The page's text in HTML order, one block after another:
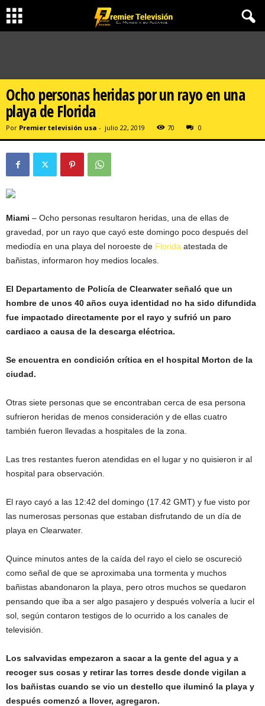
Ocho personas heridas por un rayo en una
playa de Florida
Por Premier televisión usa - julio 22, 2019 70 0
Miami – Ocho personas resultaron heridas, una de ellas de
gravedad, por un rayo que cayó este domingo poco después del
mediodía en una playa del noroeste de Florida atestada de
bañistas, informaron hoy medios locales.
El Departamento de Policía de Clearwater señaló que un
hombre de unos 40 años cuya identidad no ha sido difundida
fue impactado directamente por el rayo y sufrió un paro
cardiaco a causa de la descarga eléctrica.
Se encuentra en condición crítica en el hospital Morton de la
ciudad.
Otras siete personas que se encontraban cerca de esa persona
sufrieron heridas de menos consideración y de ellas cuatro
también fueron llevadas a hospitales de la zona.
Las tres restantes fueron atendidas en el lugar y no quisieron ir al
hospital para observación.
El rayo cayó a las 12:42 del domingo (17.42 GMT) y fue visto por
las numerosas personas que estaban disfrutando de un día de
playa en Clearwater.
Quince minutos antes de la caída del rayo el cielo se oscureció
como señal de que se aproximaba una tormenta y muchos
bañistas abandonaron la playa, pero otros muchos se quedaron
pensando que iba a ser algo pasajero y después volvería a lucir el
sol, según contaron testigos de lo ocurrido a los canales de
televisión.
Los salvavidas empezaron a sacar a la gente del agua y a
recoger sus cosas y retirar las torres desde donde vigilan a
los bañistas cuando se vio un destello que iluminó la playa y
después comenzó a llover, agregaron.